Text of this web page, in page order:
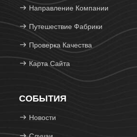
Направление Компании
Путешествие Фабрики
Проверка Качества
Карта Сайта
СОБЫТИЯ
Новости